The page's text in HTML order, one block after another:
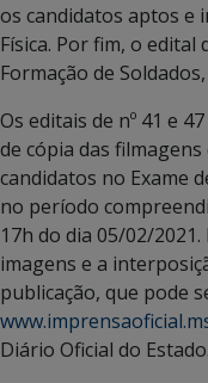
os candidatos aptos e
Física. Por fim, o edital
Formação de
Os editais de nº 41 e
de cópia das filmagens
candidatos no Exame
no período
17h do dia 05/02/
imagens e a
publicação, que pode
Diário Oficial do Estado.